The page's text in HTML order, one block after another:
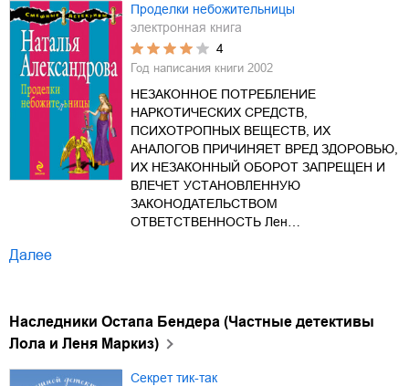
Проделки небожительницы
электронная книга
4
Год написания книги 2002
НЕЗАКОННОЕ ПОТРЕБЛЕНИЕ
НАРКОТИЧЕСКИХ СРЕДСТВ,
ПСИХОТРОПНЫХ ВЕЩЕСТВ, ИХ
АНАЛОГОВ ПРИЧИНЯЕТ ВРЕД ЗДОРОВЬЮ,
ИХ НЕЗАКОННЫЙ ОБОРОТ ЗАПРЕЩЕН И
ВЛЕЧЕТ УСТАНОВЛЕННУЮ
ЗАКОНОДАТЕЛЬСТВОМ
ОТВЕТСТВЕННОСТЬ Лен…
Далее
Наследники Остапа Бендера (Частные детективы
Лола и Леня Маркиз)
Секрет тик-так